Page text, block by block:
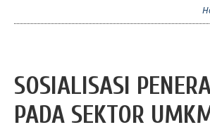
SOSIALISASI
PADA SEKTOR